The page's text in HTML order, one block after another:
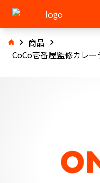
商品
CoCo壱番屋監修カレ